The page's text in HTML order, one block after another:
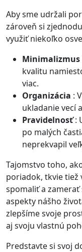
Aby sme udržali
zároveň si
využiť niekoľko
Minimalizmus
kvalitu
viac.
Organizácia :
ukladanie vecí
Pravidelnosť:
po malých
neprekvapil
Tajomstvo toho,
poriadok, tkvie tiež
spomaliť a
aspekty nášho
zlepšíme svoje
aj svoju vlastnú
Predstavte si svoj